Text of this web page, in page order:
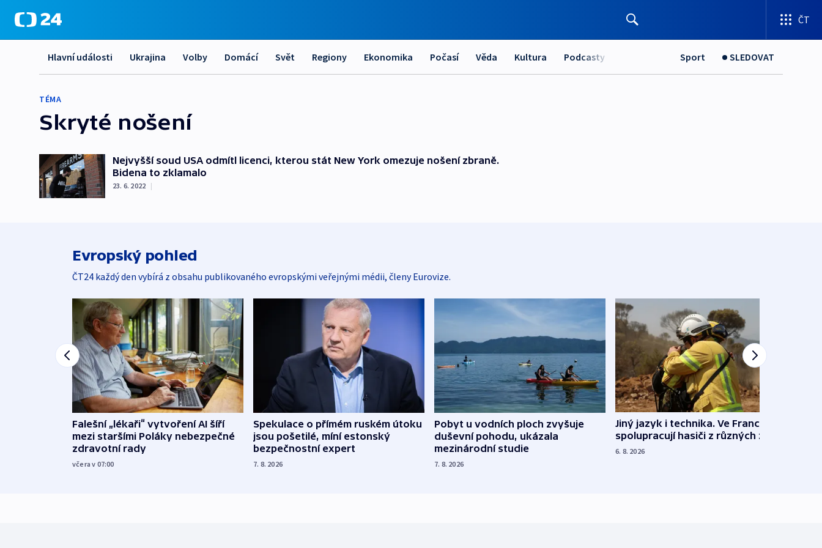
ČT
Hlavní události Ukrajina Volby Domácí Svět Regiony Ekonomika Počasí Věda Kultura Podcasty Sport SLEDOVAT
TÉMA
Skryté nošení
Nejvyšší soud USA odmítl licenci, kterou stát New York omezuje nošení zbraně.
Bidena to zklamalo
23. 6. 2022 |
Evropský pohled
ČT24 každý den vybírá z obsahu publikovaného evropskými veřejnými médii, členy Eurovize.
Falešní „lékaři“ vytvoření AI šíří
mezi staršími Poláky nebezpečné
zdravotní rady
včera v 07:00
Spekulace o přímém ruském útoku
jsou pošetilé, míní estonský
bezpečnostní expert
7. 8. 2026
Pobyt u vodních ploch zvyšuje
duševní pohodu, ukázala
mezinárodní studie
7. 8. 2026
Jiný jazyk i technika. Ve Francii
spolupracují hasiči z různých zemí
6. 8. 2026